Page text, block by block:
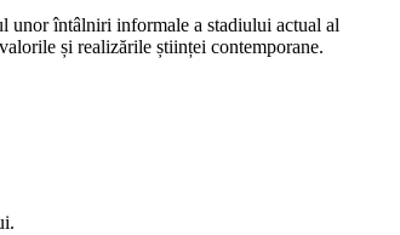
unor întâlniri informale a stadiului actual al
și realizările științei contemporane.